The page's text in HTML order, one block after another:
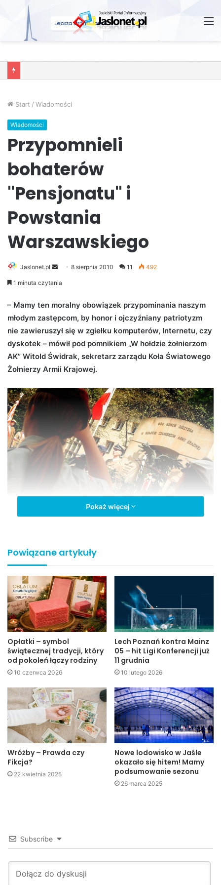
Start / Wiadomości
Wiadomości
Przypomnieli
bohaterów
"Pensjonatu" i
Powstania
Warszawskiego
Jaslonet.pl
e
d
a
i
8 sierpnia 2010 11 492
1 minuta czytania
– Mamy ten moralny obowiązek przypominania naszym
młodym zastępcom, by honor i ojczyźniany patriotyzm
nie zawieruszył się w zgiełku komputerów, Internetu, czy
dyskotek – mówił pod pomnikiem „W hołdzie żołnierzom
AK” Witold Świdrak, sekretarz zarządu Koła Światowego
Żołnierzy Armii Krajowej.
Więcej zdjęc w
Podczas uroczystości 66. Rocznicy Powstania
Warszawskiego oraz 67. Rocznicy Zdobycia Więzienia
Jaśle wielokrotnie podkreślano, że wiedza i pamięć o
wydarzeniach z tamtych dni powinna być kultywowana w
młodym pokoleniu.
Pokaż więcej
Powiązane artykuły
Opłatki – symbol
świątecznej tradycji, który
od pokoleń łączy rodziny
10 czerwca 2026
Lech Poznań kontra Mainz
05 – hit Ligi Konferencji już
11 grudnia
10 lutego 2026
Wróżby – Prawda czy
Fikcja?
22 kwietnia 2025
Nowe lodowisko w Jaśle
okazało się hitem! Mamy
podsumowanie sezonu
26 marca 2025
Subscribe